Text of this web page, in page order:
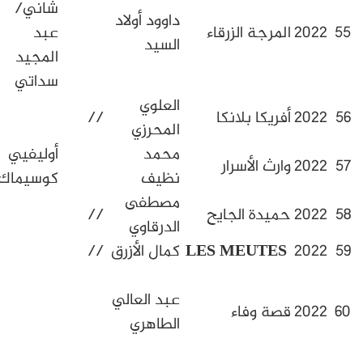
الزرقاء
داوود أولاد
السيد
شاني/
عبد
بلانكا
العلوي
المحرزي
//
الأسرار
محمد
نظيف
الجايح
مصطفى
الدرقاوي
//
LES MEUTES كمال الأزرق //
وفاء
عبد العالي
الطاهري